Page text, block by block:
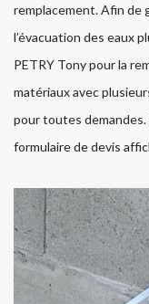
remplacement. Afin de
l’évacuation des eaux
PETRY Tony pour la
matériaux avec
pour toutes
formulaire de devis